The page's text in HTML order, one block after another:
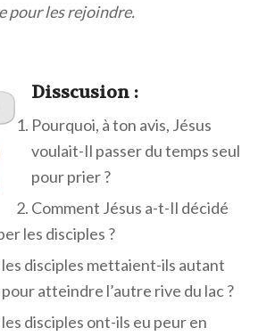
pour les rejoindre.
Disscusion :
Pourquoi, à ton avis, Jésus
voulait-Il passer du temps seul
pour prier ?
Comment Jésus a-t-Il décidé
les disciples ?
disciples mettaient-ils autant
atteindre l’autre rive du lac ?
disciples ont-ils eu peur en